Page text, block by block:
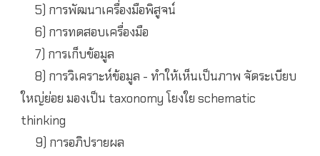
5) การพัฒนาเครื่องมือพิสูจน์
6) การทดสอบเครื่องมือ
7) การเก็บข้อมูล
8) การวิเคราะห์ข้อมูล - ทำให้เห็นเป็นภาพ จัดระเบียบ
ใหญ่ย่อย มองเป็น taxonomy โยงใย schematic
thinking
9) การอภิปรายผล